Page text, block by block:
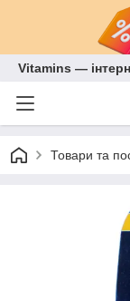
Vitamins —
Товари та